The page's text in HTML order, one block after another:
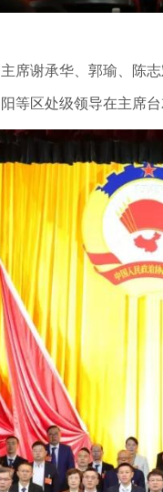
席谢承华、郭瑜、陈
等区处级领导在主席台